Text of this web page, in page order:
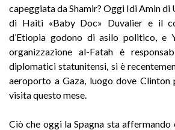
capeggiata da Shamir? Oggi Idi Amin di
di Haiti «Baby Doc» Duvalier e il
d’Etiopia godono di asilo politico, e
organizzazione al-Fatah è
diplomatici statunitensi, si è
aeroporto a Gaza, luogo dove Clinton
visita questo mese.
Ciò che oggi la Spagna sta